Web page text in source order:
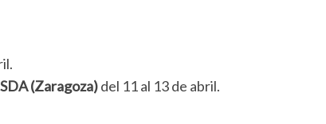
(Zaragoza)del 11 al 13 de abril.